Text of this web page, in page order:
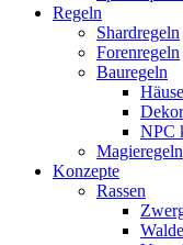
Regeln
Shardregeln
Forenregeln
Bauregeln
NPC
Magieregeln
Konzepte
Rassen